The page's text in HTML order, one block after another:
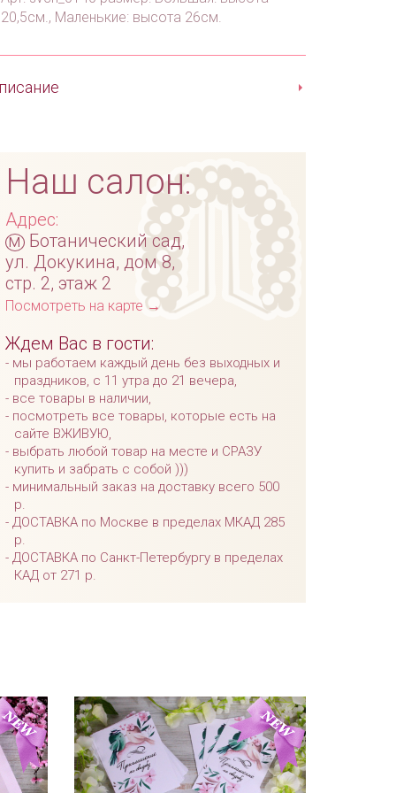
20,5см., Маленькие: высота 26см.
Наш салон:
Адрес:
м Ботанический сад,
ул. Докукина, дом 8,
стр. 2, этаж 2
Посмотреть на карте →
Ждем Вас в гости:
мы работаем каждый день без выходных и
праздников, с 11 утра до 21 вечера,
все товары в наличии,
посмотреть все товары, которые есть на
сайте ВЖИВУЮ,
выбрать любой товар на месте и СРАЗУ
купить и забрать с собой )))
минимальный заказ на доставку всего 500
р.
ДОСТАВКА по Москве в пределах МКАД 285
р.
ДОСТАВКА по Санкт-Петербургу в пределах
КАД от 271 р.